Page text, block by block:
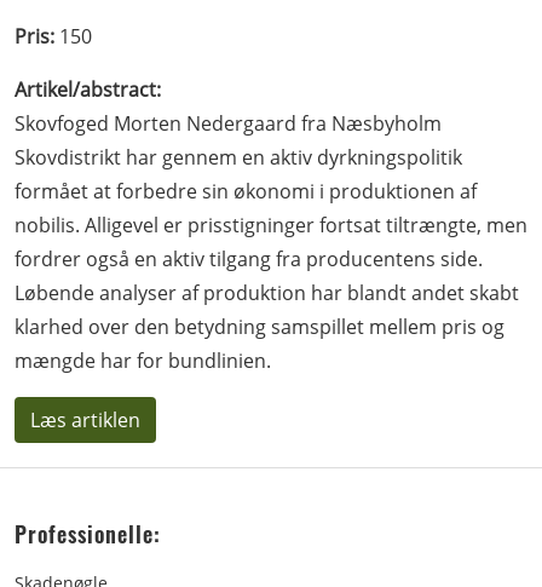
Pris: 150
Artikel/abstract:
Skovfoged Morten Nedergaard fra Næsbyholm
Skovdistrikt har gennem en aktiv dyrkningspolitik
formået at forbedre sin økonomi i produktionen af
nobilis. Alligevel er prisstigninger fortsat tiltrængte, men
fordrer også en aktiv tilgang fra producentens side.
Løbende analyser af produktion har blandt andet skabt
klarhed over den betydning samspillet mellem pris og
mængde har for bundlinien.
Læs artiklen
Professionelle: